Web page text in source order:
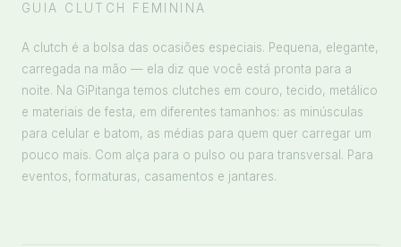
GUIA CLUTCH FEMININA
A clutch é a bolsa das ocasiões especiais. Pequena, elegante,
carregada na mão — ela diz que você está pronta para a
noite. Na GiPitanga temos clutches em couro, tecido, metálico
e materiais de festa, em diferentes tamanhos: as minúsculas
para celular e batom, as médias para quem quer carregar um
pouco mais. Com alça para o pulso ou para transversal. Para
eventos, formaturas, casamentos e jantares.